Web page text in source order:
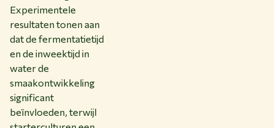
Experimentele
resultaten tonen aan
dat de fermentatietijd
en de inweektijd in
water de
smaakontwikkeling
significant
beïnvloeden, terwijl